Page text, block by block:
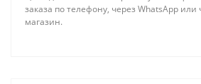
заказа по телефону, через WhatsApp или
магазин.